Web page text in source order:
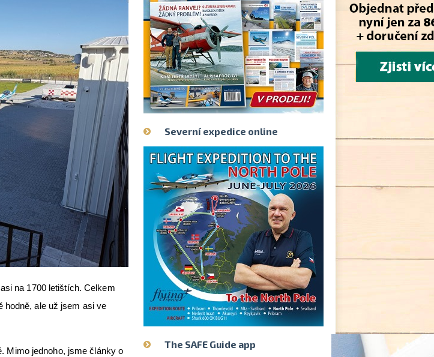
na 1700 letištích. Celkem
hodně, ale už jsem asi ve
Mimo jednoho, jsme články o
Severní expedice online
The SAFE Guide app